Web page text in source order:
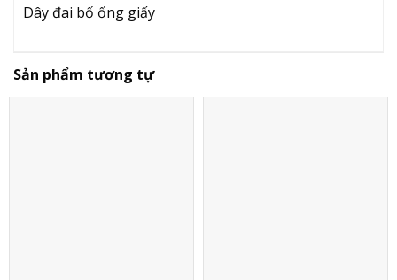
Dây đai bố ống giấy
Sản phẩm tương tự